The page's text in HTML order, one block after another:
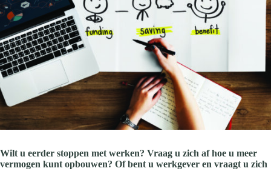
Wilt u eerder stoppen met werken? Vraag u zich af hoe u meer
vermogen kunt opbouwen? Of bent u werkgever en vraagt u zich